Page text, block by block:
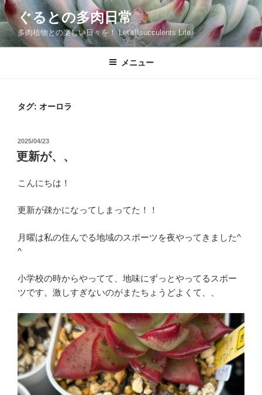
コ
ン
テ
ン
ぐるとの多肉日常
多肉植物との楽しい日々を！ Let's!!succulents Life♪
メニュー
タグ: オーロラ
投
稿
日:
2025/04/23
更新が、、
こんにちは！
更新が疎かになってしまってた！！
月曜は私の住んでる地域のスポーツを夜やってきました^
^
小学校の時からやってて、地味にずっとやってるスポー
ツです。激しすぎないのがまたちょうどよくて、、